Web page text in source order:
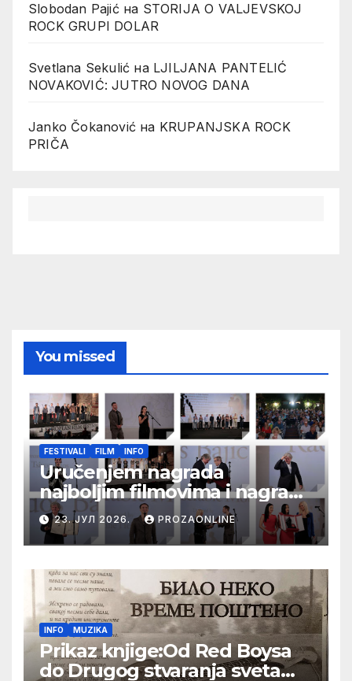
Slobodan Pajićна STORIJA O VALJEVSKOJ
ROCK GRUPI DOLAR
Svetlana Sekulić на LJILJANA PANTELIĆ
NOVAKOVIĆ: JUTRO NOVOG DANA
Janko Čokanović на KRUPANJSKA ROCK
PRIČA
You missed
FESTIVALI FILM INFO
Uručenjem nagrada
najboljim filmovima i nagrade
„Aleksandar Lifka“ Radošu
Bajiću svečano zatvoren 33.
Festival evropskog filma Palić
23. ЈУЛ 2026. PROZAONLINE
INFO MUZIKA
Prikaz knjige:Od Red Boysa
do Drugog stvaranja sveta